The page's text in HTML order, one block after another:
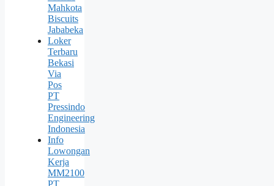
Mahkota
Biscuits
Jababeka
Loker
Terbaru
Bekasi
Via
Pos
PT
Pressindo
Engineering
Indonesia
Info
Lowongan
Kerja
MM2100
PT